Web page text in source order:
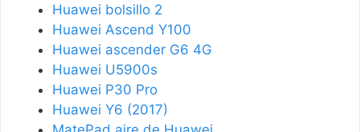
Huawei bolsillo 2
Huawei Ascend Y100
Huawei ascender G6 4G
Huawei U5900s
Huawei P30 Pro
Huawei Y6 (2017)